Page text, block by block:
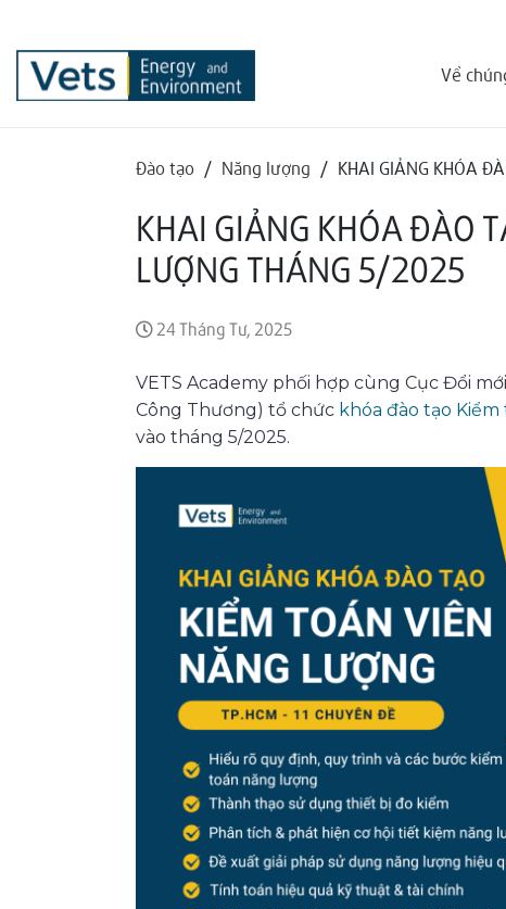
Về
Đào tạo / Năng lượng / KHAI GIẢNG KHÓA
KHAI GIẢNG KHÓA ĐÀO
LƯỢNG THÁNG 5/2025
24 Tháng Tư, 2025
VETS Academy phối hợp cùng Cục Đổi
Công Thương) tổ chức khóa đào tạo
vào tháng 5/2025.